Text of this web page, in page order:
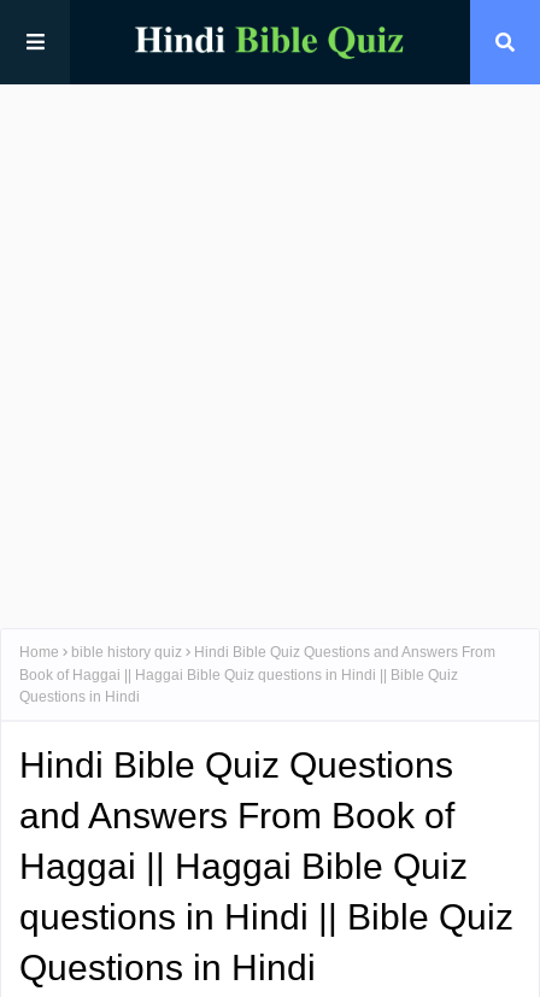
Home bible history quiz
Hindi Bible Quiz Questions and Answers From
Book of Haggai || Haggai Bible Quiz questions in Hindi || Bible Quiz
Questions in Hindi
Hindi Bible Quiz Questions
and Answers From Book of
Haggai || Haggai Bible Quiz
questions in Hindi || Bible Quiz
Questions in Hindi